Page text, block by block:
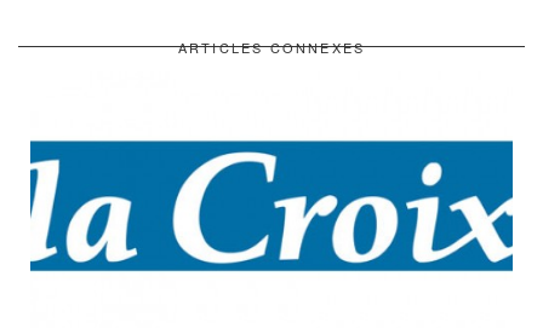
ARTICLES CONNEXES